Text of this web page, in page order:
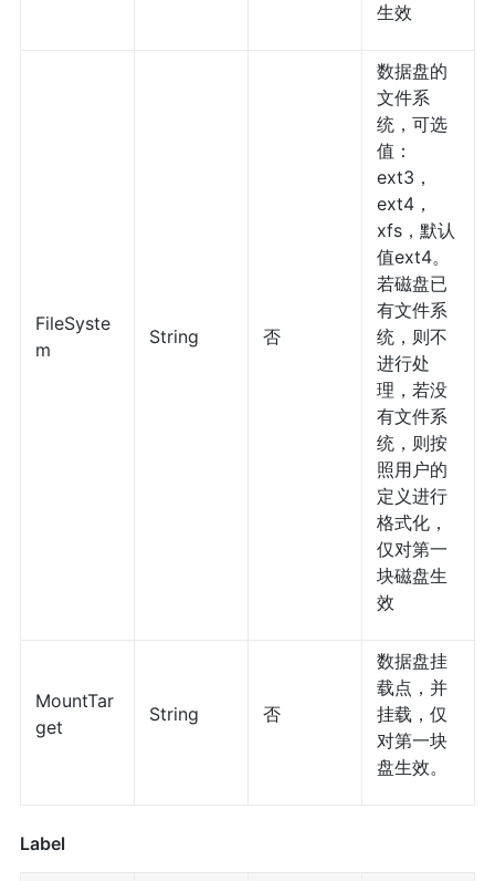
生效
FileSyste
m
String 否
数据盘的
文件系
统，可选
值：
ext3，
ext4，
xfs，默认
值ext4。
若磁盘已
有文件系
统，则不
进行处
理，若没
有文件系
统，则按
照用户的
定义进行
格式化，
仅对第一
块磁盘生
效
MountTar
get
String 否
数据盘挂
载点，并
挂载，仅
对第一块
盘生效。
Label